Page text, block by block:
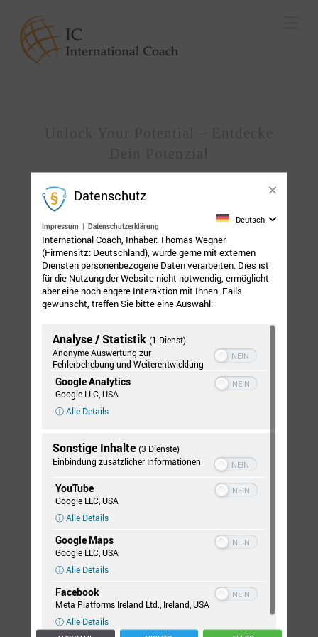
Ziele erreichen. Vorankommen. Potential erkennen und
Coaching
Datenschutz
Impressum | Datenschutzerklärung
Deutsch
International Coach, Inhaber: Thomas Wegner
(Firmensitz: Deutschland), würde gerne mit externen
Diensten personenbezogene Daten verarbeiten. Dies ist
für die Nutzung der Website nicht notwendig, ermöglicht
aber eine noch engere Interaktion mit Ihnen. Falls
gewünscht, treffen Sie bitte eine Auswahl:
Analyse / Statistik (1 Dienst)
Anonyme Auswertung zur
Fehlerbehebung und Weiterentwicklung
Google Analytics
Google LLC, USA
ⓘ Alle Details
Sonstige Inhalte (3 Dienste)
Einbindung zusätzlicher Informationen
YouTube
Google LLC, USA
ⓘ Alle Details
Google Maps
Google LLC, USA
ⓘ Alle Details
Facebook
Meta Platforms Ireland Ltd., Ireland, USA
ⓘ Alle Details